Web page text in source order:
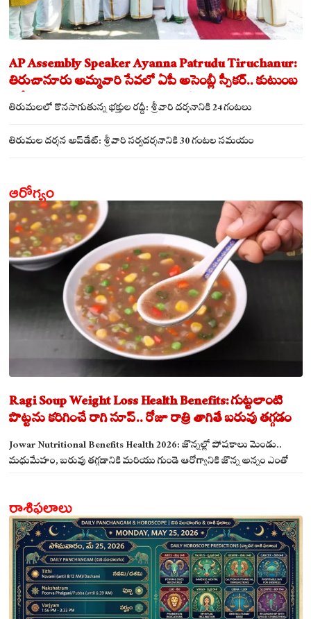
AP Assembly Speaker Ayanna Patrudu Tiruchanur:
తిరుచానూరు అమ్మవారి సేవలో ఏపీ అసెంబ్లీ స్పీకర్.. కుటుంబ
సమేతంగా దర్శించుకున్న అయ్యన్నపాత్రుడు!
తిరుమలలో కొనసాగుతున్న భక్తుల రద్దీ: శ్రీవారి దర్శనానికి 24 గంటలు
తిరుమల దర్శన అప్‌డేట్: శ్రీవారి సర్వదర్శనానికి 30 గంటల సమయం
ఆరోగ్యం
Ragi Soup Weight Loss Health Benefits: గుట్టలాంటి
పొట్టను కరిగించే రాగి సూప్.. రోజూ రాత్రి తాగితే బరువు తగ్గడం
ఖాయం!
Jowar Nutritional Benefits Health 2026: జొన్నల్లో పోషకాలు మెండు..
మధుమేహం, బరువు తగ్గడానికి మరియు గుండె ఆరోగ్యానికి జొన్న అన్నం ఎంతో
రాశిఫలాలు